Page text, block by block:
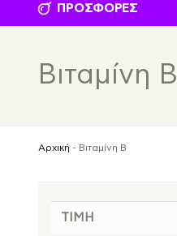
ΠΡΟΣΦΟΡΈΣ
Βιταμίνη B
Αρχική - Βιταμίνη B
ΤΙΜΉ